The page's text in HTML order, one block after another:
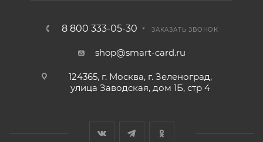
8 800 333-05-30 ЗАКАЗАТЬ ЗВОНОК
shop@smart-card.ru
124365, г. Москва, г. Зеленоград,
улица Заводская, дом 1Б, стр 4